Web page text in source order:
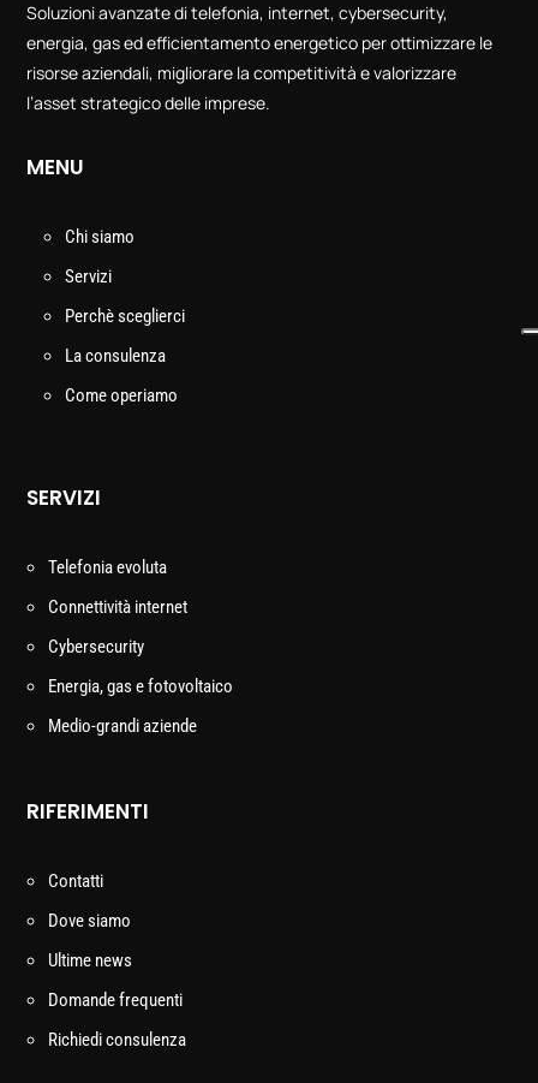
Soluzioni avanzate di telefonia, internet, cybersecurity,
energia, gas ed efficientamento energetico per ottimizzare le
risorse aziendali, migliorare la competitività e valorizzare
l’asset strategico delle imprese.
MENU
Chi siamo
Servizi
Perchè sceglierci
La consulenza
Come operiamo
SERVIZI
Telefonia evoluta
Connettività internet
Cybersecurity
Energia, gas e fotovoltaico
Medio-grandi aziende
RIFERIMENTI
Contatti
Dove siamo
Ultime news
Domande frequenti
Richiedi consulenza